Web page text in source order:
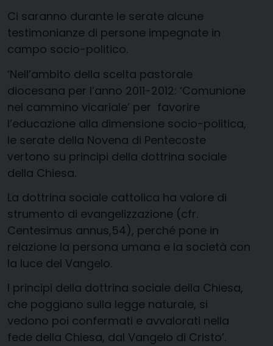
Ci saranno durante le serate alcune
testimonianze di persone impegnate in
campo socio-politico.
‘Nell’ambito della scelta pastorale
diocesana per l’anno 2011-2012: ‘Comunione
nel cammino vicariale’ per favorire
l’educazione alla dimensione socio-politica,
le serate della Novena di Pentecoste
vertono su principi della dottrina sociale
della Chiesa.
La dottrina sociale cattolica ha valore di
strumento di evangelizzazione (cfr.
Centesimus annus,54), perché pone in
relazione la persona umana e la società con
la luce del Vangelo.
I principi della dottrina sociale della Chiesa,
che poggiano sulla legge naturale, si
vedono poi confermati e avvalorati nella
fede della Chiesa, dal Vangelo di Cristo’.